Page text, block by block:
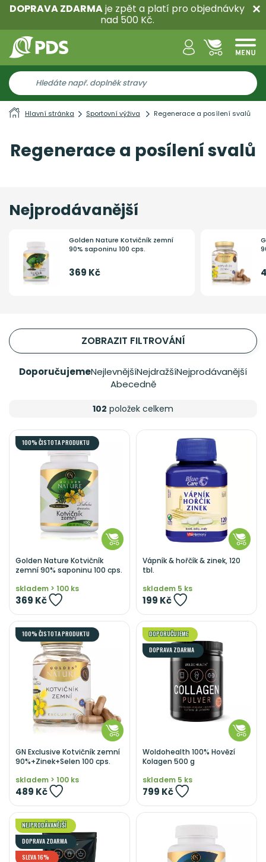
DOPRAVA ZDARMAje zpět a platí pro objednávky
nad 500 Kč.
Hlavní stránka Sportovní výživa Regenerace a posílení svalů
Regenerace a posílení svalů
Nejprodávanější
Golden Nature Kotvičník zemní
90% saponinu 100 cps.
369 Kč
ZOBRAZIT FILTROVÁNÍ
DoporučujemeNejlevnějšíNejdražšíNejprodávanější
Abecedně
102 položek celkem
100% ČISTOTA PRODUKTU
Golden Nature Kotvičník
zemní 90% saponinu 100 cps.
skladem > 100 ks
369 Kč
Vápník & hořčík & zinek, 120
tbl.
skladem 5 ks
199 Kč
100% ČISTOTA PRODUKTU
GN Exclusive Kotvičník zemní
90%+Zinek+Selen 100 cps.
skladem > 100 ks
489 Kč
DOPORUČUJEME
DOPRAVA ZDARMA
Woldohealth 100% Hovězí
Kolagen 500 g
skladem 5 ks
799 Kč
NEJPRODÁVANĚJŠÍ
DOPRAVA ZDARMA
SLEVA 16%